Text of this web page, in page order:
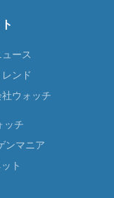
ース
ンド
ウォッチ
ッチ
ンマニア
ト